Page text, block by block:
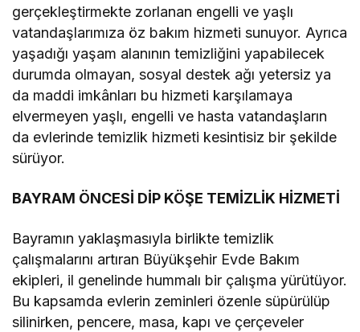
gerçekleştirmekte zorlanan engelli ve yaşlı
vatandaşlarımıza öz bakım hizmeti sunuyor. Ayrıca
yaşadığı yaşam alanının temizliğini yapabilecek
durumda olmayan, sosyal destek ağı yetersiz ya
da maddi imkânları bu hizmeti karşılamaya
elvermeyen yaşlı, engelli ve hasta vatandaşların
da evlerinde temizlik hizmeti kesintisiz bir şekilde
sürüyor.
BAYRAM ÖNCESİ DİP KÖŞE TEMİZLİK HİZMETİ
Bayramın yaklaşmasıyla birlikte temizlik
çalışmalarını artıran Büyükşehir Evde Bakım
ekipleri, il genelinde hummalı bir çalışma yürütüyor.
Bu kapsamda evlerin zeminleri özenle süpürülüp
silinirken, pencere, masa, kapı ve çerçeveler